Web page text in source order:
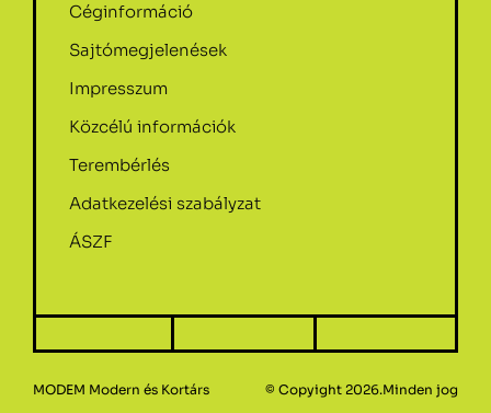
Céginformáció
Sajtómegjelenések
Impresszum
Közcélú információk
Terembérlés
Adatkezelési szabályzat
ÁSZF
MODEM Modern és Kortárs
© Copyight 2026.Minden jog